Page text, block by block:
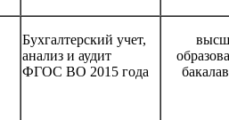
Бухгалтерский учет,
анализ и аудит
ФГОС ВО 2015 года